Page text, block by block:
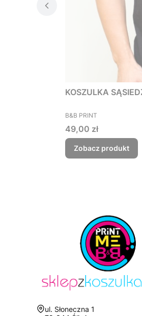
KOSZULKA
PRODUCENT
B&B PRINT
Cena
49,00 zł
Zobacz produkt
Adres:
ul. Słoneczna 1